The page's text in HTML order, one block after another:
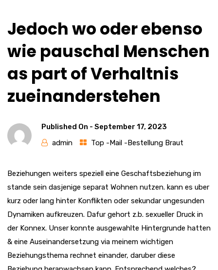
Jedoch wo oder ebenso
wie pauschal Menschen
as part of Verhaltnis
zueinanderstehen
Published On - September 17, 2023
admin
Top -Mail -Bestellung Braut
Beziehungen weiters speziell eine Geschaftsbeziehung im
stande sein dasjenige separat Wohnen nutzen. kann es uber
kurz oder lang hinter Konflikten oder sekundar ungesunden
Dynamiken aufkreuzen. Dafur gehort z.b. sexueller Druck in
der Konnex. Unser konnte ausgewahlte Hintergrunde hatten
& eine Auseinandersetzung via meinem wichtigen
Beziehungsthema rechnet einander, daruber diese